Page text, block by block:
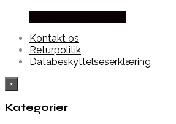
Kontakt os
Returpolitik
Databeskyttelseserklæring
×
Kategorier